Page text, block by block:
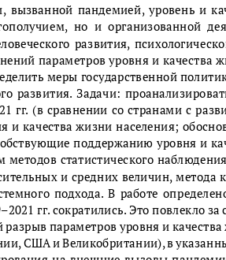
вызванной пандемией, уровень и
но  и  организованной
развития,
параметров уровня и качества
меры государственной
развития. Задачи:
гг. (в сравнении со странами с
и качества жизни населения;
поддержанию уровня и
статистического
и средних величин, метода
подхода. В работе
гг. сократились. Это повлекло за
параметров уровня и
США и Великобритании), в
на внешние вызовы